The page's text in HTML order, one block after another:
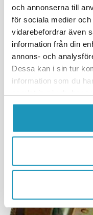
och annonserna till
för sociala medier
vidarebefordrar även
information från din
annons- och
Dessa kan i sin tur
information som du
Vilket håll ska
Pilarna på bilderna visar
Obs!Tänk på att
sätt än på bilderna.
Höger sida monteras så